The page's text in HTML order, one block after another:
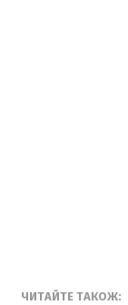
ЧИТАЙТЕ ТАКОЖ: